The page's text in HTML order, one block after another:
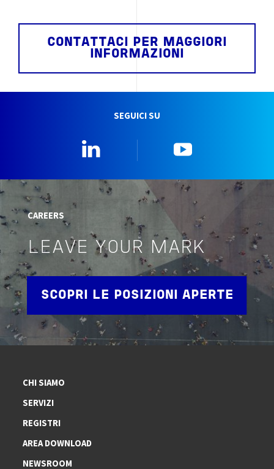
CONTATTACI PER MAGGIORI
INFORMAZIONI
SEGUICI SU
CAREERS
LEAVE YOUR MARK
SCOPRI LE POSIZIONI APERTE
CHI SIAMO
SERVIZI
REGISTRI
AREA DOWNLOAD
NEWSROOM